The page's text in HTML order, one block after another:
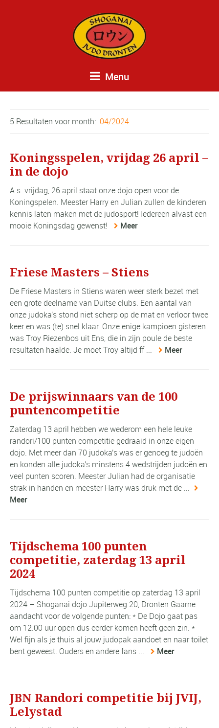
Menu
5 Resultaten voormonth: 04/2024
Koningsspelen, vrijdag 26 april –
in de dojo
A.s. vrijdag, 26 april staat onze dojo open voor de
Koningspelen. Meester Harry en Julian zullen de kinderen
kennis laten maken met de judosport! Iedereen alvast een
mooie Koningsdag gewenst!
Meer
Friese Masters – Stiens
De Friese Masters in Stiens waren weer sterk bezet met
een grote deelname van Duitse clubs. Een aantal van
onze judoka's stond niet scherp op de mat en verloor twee
keer en was (te) snel klaar. Onze enige kampioen gisteren
was Troy Riezenbos uit Ens, die in zijn poule de beste
resultaten haalde. Je moet Troy altijd ff ...
Meer
De prijswinnaars van de 100
puntencompetitie
Zaterdag 13 april hebben we wederom een hele leuke
randori/100 punten competitie gedraaid in onze eigen
dojo. Met meer dan 70 judoka's was er genoeg te judoën
en konden alle judoka's minstens 4 wedstrijden judoën en
veel punten scoren. Meester Julian had de organisatie
strak in handen en meester Harry was druk met de ...
Meer
Tijdschema 100 punten
competitie, zaterdag 13 april
2024
Tijdschema 100 punten competitie op zaterdag 13 april
2024 – Shoganai dojo Jupiterweg 20, Dronten Gaarne
aandacht voor de volgende punten: * De Dojo gaat pas
om 12.00 uur open dus eerder komen heeft geen zin. *
Wel fijn als je thuis al jouw judopak aandoet en naar toilet
bent geweest. Ouders en andere fans ...
Meer
JBN Randori competitie bij JVIJ,
Lelystad